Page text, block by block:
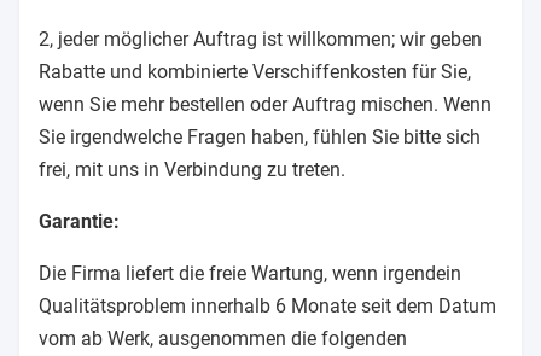
2, jeder möglicher Auftrag ist willkommen; wir geben
Rabatte und kombinierte Verschiffenkosten für Sie,
wenn Sie mehr bestellen oder Auftrag mischen. Wenn
Sie irgendwelche Fragen haben, fühlen Sie bitte sich
frei, mit uns in Verbindung zu treten.
Garantie:
Die Firma liefert die freie Wartung, wenn irgendein
Qualitätsproblem innerhalb 6 Monate seit dem Datum
vom ab Werk, ausgenommen die folgenden